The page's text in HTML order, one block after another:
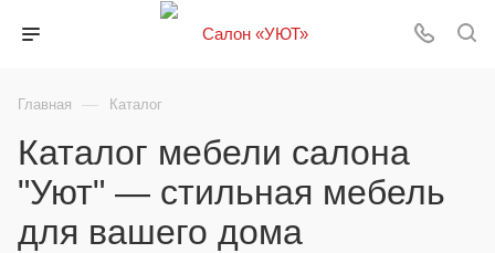
Главная — Каталог
Каталог мебели салона
"Уют" — стильная мебель
для вашего дома